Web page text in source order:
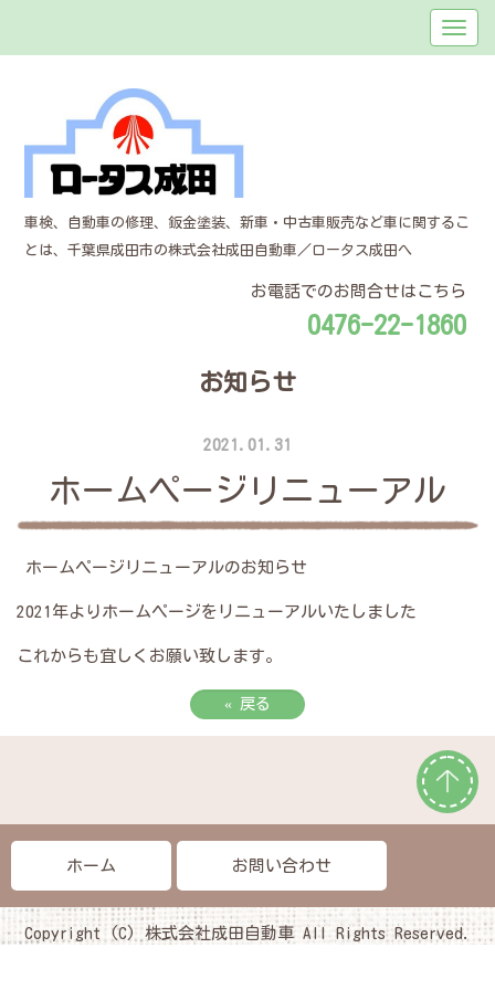
車検、自動車の修理、鈑金塗装、新車・中古車販売など車に関するこ
とは、千葉県成田市の株式会社成田自動車／ロータス成田へ
お電話でのお問合せはこちら
0476-22-1860
お知らせ
2021.01.31
ホームページリニューアル
ホームページリニューアルのお知らせ
2021年よりホームページをリニューアルいたしました
これからも宜しくお願い致します。
« 戻る
ホーム お問い合わせ
Copyright (C) 株式会社成田自動車 All Rights Reserved.